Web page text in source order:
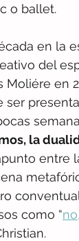
o ballet.
en la
del
en
la
entre
como “